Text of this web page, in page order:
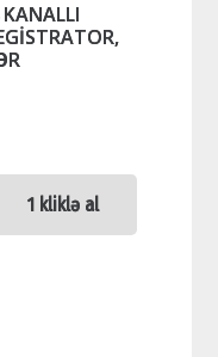
1 kliklə al